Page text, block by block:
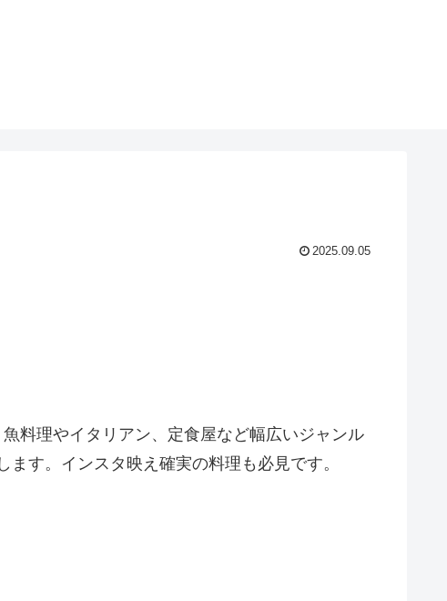
2025.09.05
料理やイタリアン、定食屋など幅広いジャンル
す。インスタ映え確実の料理も必見です。